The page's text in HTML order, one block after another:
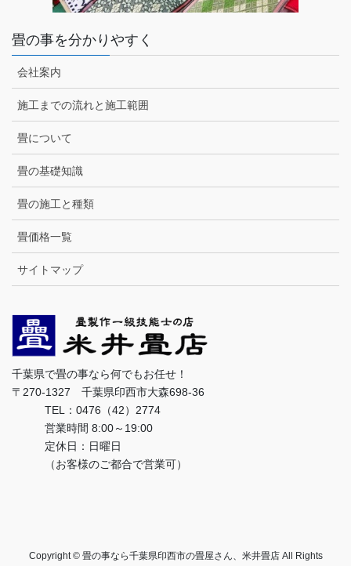
畳の事を分かりやすく
会社案内
施工までの流れと施工範囲
畳について
畳の基礎知識
畳の施工と種類
畳価格一覧
サイトマップ
千葉県で畳の事なら何でもお任せ！
〒270-1327 千葉県印西市大森698-36
TEL：0476（42）2774
営業時間 8:00～19:00
定休日：日曜日
（お客様のご都合で営業可）
Copyright © 畳の事なら千葉県印西市の畳屋さん、米井畳店 All Rights